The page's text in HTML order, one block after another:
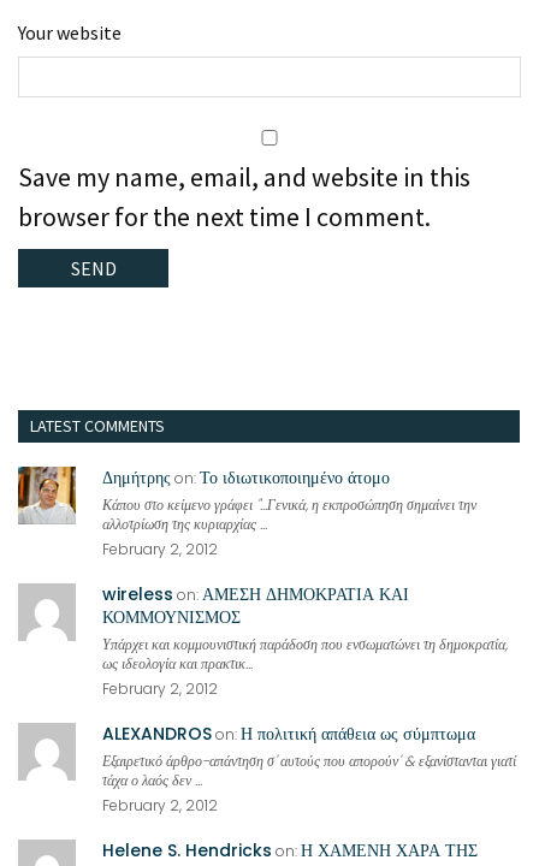
Your website
Save my name, email, and website in this
browser for the next time I comment.
LATEST COMMENTS
Δημήτρηςon:Το ιδιωτικοποιημένο άτομο
Κάπου στο κείμενο γράφει "...Γενικά, η εκπροσώπηση σημαίνει την
αλλοτρίωση της κυριαρχίας ...
February 2, 2012
wireless on:ΑΜΕΣΗ ΔΗΜΟΚΡΑΤΙΑ ΚΑΙ
ΚΟΜΜΟΥΝΙΣΜΟΣ
Υπάρχει και κομμουνιστική παράδοση που ενσωματώνει τη δημοκρατία,
ως ιδεολογία και πρακτικ...
February 2, 2012
ALEXANDROSon:Η πολιτική απάθεια ως σύμπτωμα
Εξαιρετικό άρθρο-απάντηση σ' αυτούς που απορούν' & εξανίστανται γιατί
τάχα ο λαός δεν ...
February 2, 2012
Helene S. Hendricks on:Η ΧΑΜΕΝΗ ΧΑΡΑ ΤΗΣ